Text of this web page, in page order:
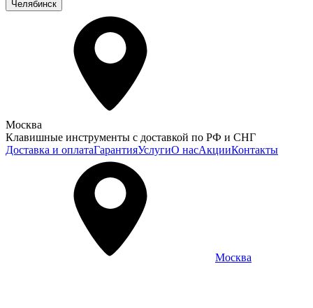
Челябинск
Москва
Клавишные инструменты с доставкой по РФ и СНГ
Доставка и оплатаГарантияУслугиО насАкцииКонтакты
Москва